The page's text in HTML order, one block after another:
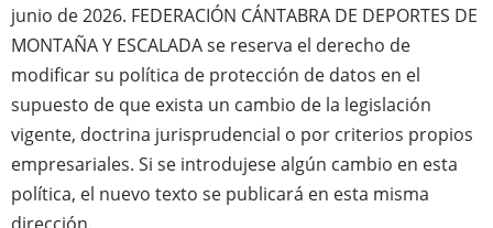
junio de 2026. FEDERACIÓN CÁNTABRA DE DEPORTES DE
MONTAÑA Y ESCALADAse reserva el derecho de
modificar su política de protección de datos en el
supuesto de que exista un cambio de la legislación
vigente, doctrina jurisprudencial o por criterios propios
empresariales. Si se introdujese algún cambio en esta
política, el nuevo texto se publicará en esta misma